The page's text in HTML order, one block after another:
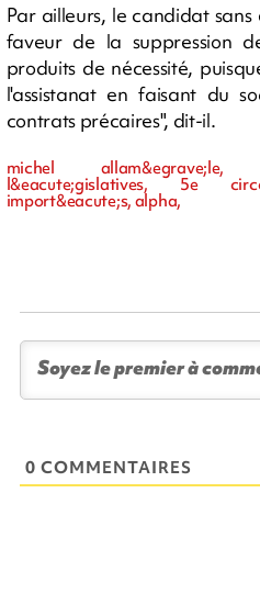
Par ailleurs, le candidat
faveur de la suppression
produits de nécessité,
l'assistanat en faisant du
contrats précaires", dit-il.
michel
l&eacute;gislatives, 5e
import&eacute;s, alpha,
0 COMMENTAIRES